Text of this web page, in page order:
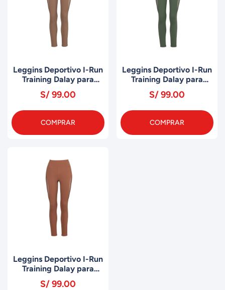
Leggins Deportivo I-Run
Training Dalay para
Mujer MLG0324 CAFE
S/ 99.00
COMPRAR
Leggins Deportivo I-Run
Training Dalay para
Mujer MLG0324 VERDE
S/ 99.00
COMPRAR
Leggins Deportivo I-Run
Training Dalay para
Mujer MLG0324 DUSTY
S/ 99.00